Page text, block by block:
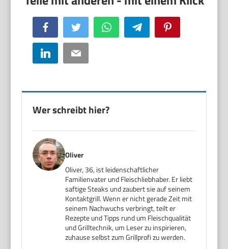
Facebook Twitter WhatsApp Telegram
LinkedIn Email
Wer schreibt hier?
Oliver
Oliver, 36, ist leidenschaftlicher
Familienvater und Fleischliebhaber. Er liebt
saftige Steaks und zaubert sie auf seinem
Kontaktgrill. Wenn er nicht gerade Zeit mit
seinem Nachwuchs verbringt, teilt er
Rezepte und Tipps rund um Fleischqualität
und Grilltechnik, um Leser zu inspirieren,
zuhause selbst zum Grillprofi zu werden.